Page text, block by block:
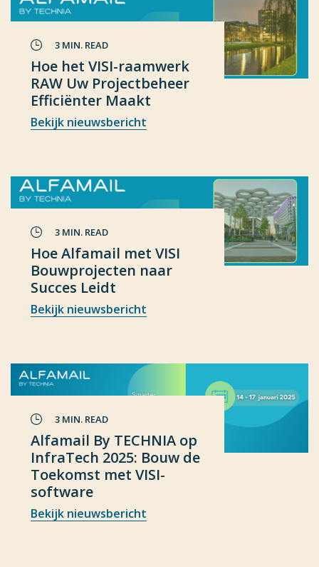
3 MIN. READ
Hoe het VISI-raamwerk
RAW Uw Projectbeheer
Efficiënter Maakt
Bekijk nieuwsbericht
3 MIN. READ
Hoe Alfamail met VISI
Bouwprojecten naar
Succes Leidt
Bekijk nieuwsbericht
3 MIN. READ
Alfamail By TECHNIA op
InfraTech 2025: Bouw de
Toekomst met VISI-
software
Bekijk nieuwsbericht